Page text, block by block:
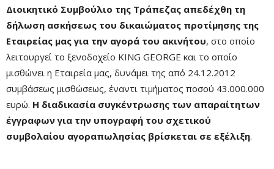
Διοικητικό Συμβούλιο της Τράπεζας απεδέχθη τη
δήλωση ασκήσεως του δικαιώματος προτίμησης της
Εταιρείας μας για την αγορά του ακινήτου, στο οποίο
λειτουργεί το ξενοδοχείο KING GEORGE και το οποίο
μισθώνει η Εταιρεία μας, δυνάμει της από 24.12.2012
συμβάσεως μισθώσεως, έναντι τιμήματος ποσού 43.000.000
ευρώ. Η διαδικασία συγκέντρωσης των απαραίτητων
έγγραφων για την υπογραφή του σχετικού
συμβολαίου αγοραπωλησίας βρίσκεται σε εξέλιξη.